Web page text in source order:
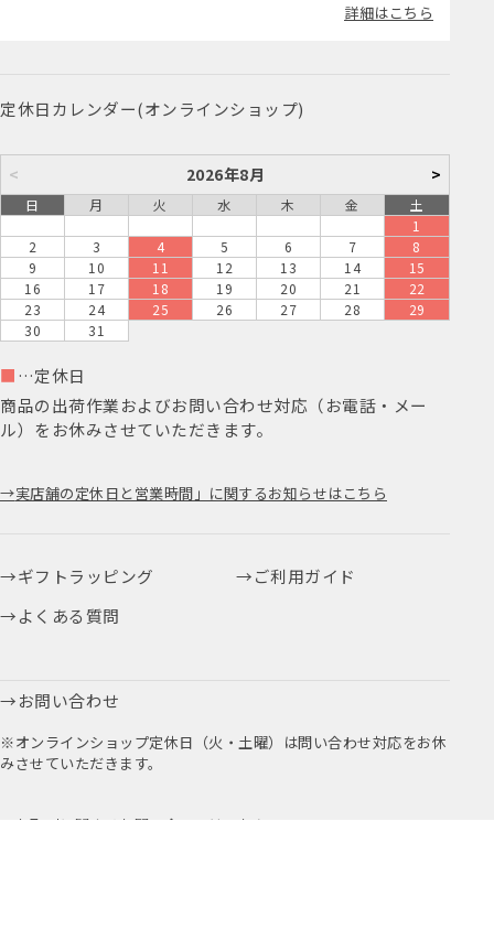
詳細はこちら
定休日カレンダー(オンラインショップ)
< 2026年8月 >
日 月 火 水 木 金
土
1
2
3 4 5 6 7
8
9
10 11 12 13 14
15
16
17 18 19 20 21
22
23
24 25 26 27 28
29
30
31
■ …定休日
商品の出荷作業およびお問い合わせ対応（お電話・メー
ル）をお休みさせていただきます。
実店舗の定休日と営業時間」に関するお知らせはこちら
ギフトラッピング
ご利用ガイド
よくある質問
お問い合わせ
※オンラインショップ定休日（火・土曜）は問い合わせ対応をお休
みさせていただきます。
お取引に関するお問い合わせはこちら